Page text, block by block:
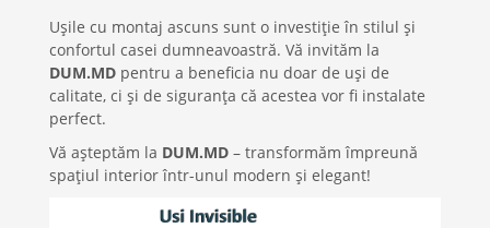
Ușile cu montaj ascuns sunt o investiție în stilul și
confortul casei dumneavoastră. Vă invităm la
DUM.MD pentru a beneficia nu doar de uși de
calitate, ci și de siguranța că acestea vor fi instalate
perfect.
Vă așteptăm la DUM.MD – transformăm împreună
spațiul interior într-unul modern și elegant!